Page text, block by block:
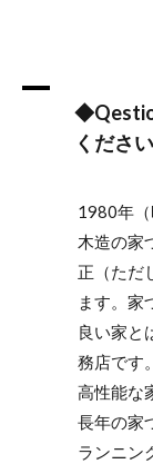
A
ください
1980年
木造の家
正（ただ
ます。家
良い家と
務店です
高性能な
長年の家
ランニン